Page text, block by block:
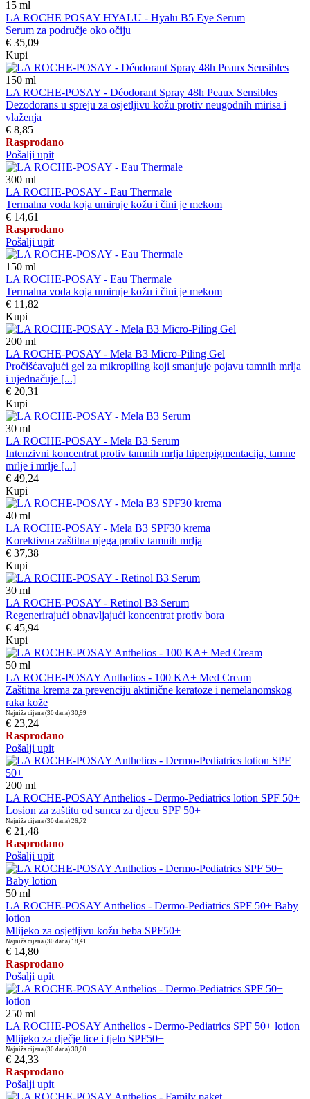
15 ml
LA ROCHE POSAY HYALU - Hyalu B5 Eye Serum
Serum za područje oko očiju
€ 35,09
Kupi
150 ml
LA ROCHE-POSAY - Déodorant Spray 48h Peaux Sensibles
Dezodorans u spreju za osjetljivu kožu protiv neugodnih mirisa i
vlaženja
€ 8,85
Rasprodano
Pošalji upit
300 ml
LA ROCHE-POSAY - Eau Thermale
Termalna voda koja umiruje kožu i čini je mekom
€ 14,61
Rasprodano
Pošalji upit
150 ml
LA ROCHE-POSAY - Eau Thermale
Termalna voda koja umiruje kožu i čini je mekom
€ 11,82
Kupi
200 ml
LA ROCHE-POSAY - Mela B3 Micro-Piling Gel
Pročišćavajući gel za mikropiling koji smanjuje pojavu tamnih mrlja
i ujednačuje [...]
€ 20,31
Kupi
30 ml
LA ROCHE-POSAY - Mela B3 Serum
Intenzivni koncentrat protiv tamnih mrlja hiperpigmentacija, tamne
mrlje i mrlje [...]
€ 49,24
Kupi
40 ml
LA ROCHE-POSAY - Mela B3 SPF30 krema
Korektivna zaštitna njega protiv tamnih mrlja
€ 37,38
Kupi
30 ml
LA ROCHE-POSAY - Retinol B3 Serum
Regenerirajući obnavljajući koncentrat protiv bora
€ 45,94
Kupi
50 ml
LA ROCHE-POSAY Anthelios - 100 KA+ Med Cream
Zaštitna krema za prevenciju aktinične keratoze i nemelanomskog
raka kože
Najniža cijena (30 dana) 30,99
€ 23,24
Rasprodano
Pošalji upit
200 ml
LA ROCHE-POSAY Anthelios - Dermo-Pediatrics lotion SPF 50+
Losion za zaštitu od sunca za djecu SPF 50+
Najniža cijena (30 dana) 26,72
€ 21,48
Rasprodano
Pošalji upit
50 ml
LA ROCHE-POSAY Anthelios - Dermo-Pediatrics SPF 50+ Baby
lotion
Mlijeko za osjetljivu kožu beba SPF50+
Najniža cijena (30 dana) 18,41
€ 14,80
Rasprodano
Pošalji upit
250 ml
LA ROCHE-POSAY Anthelios - Dermo-Pediatrics SPF 50+ lotion
Mlijeko za dječje lice i tjelo SPF50+
Najniža cijena (30 dana) 30,00
€ 24,33
Rasprodano
Pošalji upit